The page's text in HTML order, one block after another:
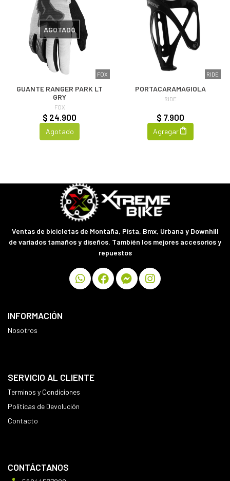
FOX
AGOTADO
GUANTE RANGER PARK LT
GRY
FOX
$ 24.900
Agotado
RIDE
PORTACARAMAGIOLA
RIDE
$ 7.900
Agregar
Ventas de bicicletas de Montaña, Pista, Bmx, Urbana y Downhill
de variados tamaños y diseños. También los mejores accesorios y
repuestos
INFORMACIÓN
Nosotros
SERVICIO AL CLIENTE
Terminos y Condiciones
Políticas de Devolución
Contacto
CONTÁCTANOS